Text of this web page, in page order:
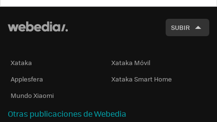
SUBIR
Xataka
Xataka Móvil
Applesfera
Xataka Smart Home
Mundo Xiaomi
Otras publicaciones de Webedia